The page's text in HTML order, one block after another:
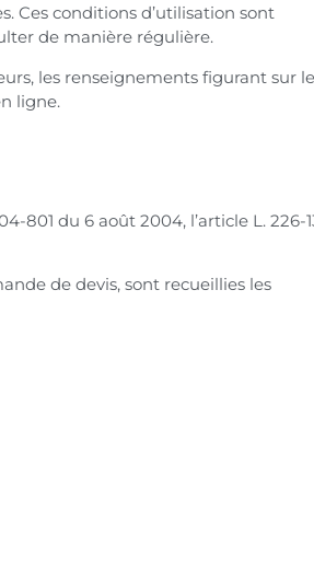
Ces conditions d’utilisation sont
de manière régulière.
les renseignements figurant sur le
ligne.
801 du 6 août 2004, l’article L. 226-
de devis, sont recueillies les